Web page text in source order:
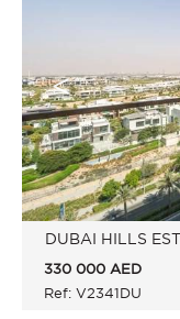
DUBAI HILLS
330 000 AED
Ref: V2341DU